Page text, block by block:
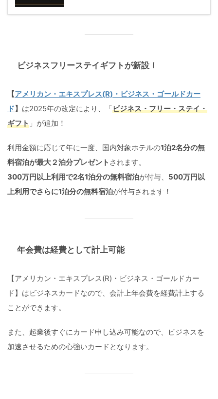
ビジネスフリーステイギフトが新設！
【アメリカン・エキスプレス(R)・ビジネス・ゴールドカー
ド】 は2025年の改定により、「ビジネス・フリー・ステイ・
ギフト 」が追加！
利用金額に応じて年に一度、国内対象ホテルの1泊2名分の無
料宿泊が最大２泊分プレゼント されます。
300万円以上利用で2名1泊分の無料宿泊が付与、 500万円以
上利用でさらに1泊分の無料宿泊が付与されます！
年会費は経費として計上可能
【アメリカン・エキスプレス(R)・ビジネス・ゴールドカー
ド】はビジネスカードなので、会計上年会費を経費計上する
ことができます。
また、起業後すぐにカード申し込み可能なので、ビジネスを
加速させるための心強いカードとなります。